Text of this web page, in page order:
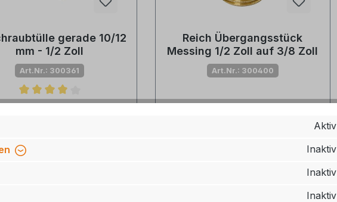
gerade 10/12
mm - 1/2 Zoll
Art.Nr.: 300361
Bewertung von 4 von 5 Sternen
Reich Übergangsstück
Messing 1/2 Zoll auf 3/8 Zoll
Art.Nr.: 300400
Aktiv
Inaktiv
Inaktiv
Inaktiv